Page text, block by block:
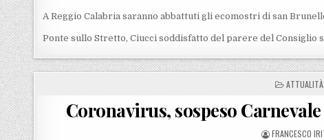
A Reggio Calabria saranno abbattuti gli ecomostri di san
Ponte sullo Stretto, Ciucci soddisfatto del parere del Consiglio
POSTED IN
Coronavirus, sospeso
POSTED BY
FRANCESCO